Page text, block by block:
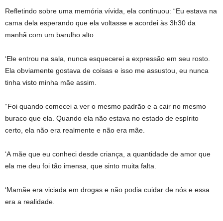
Refletindo sobre uma memória vívida, ela continuou: “Eu estava na
cama dela esperando que ela voltasse e acordei às 3h30 da
manhã com um barulho alto.
‘Ele entrou na sala, nunca esquecerei a expressão em seu rosto.
Ela obviamente gostava de coisas e isso me assustou, eu nunca
tinha visto minha mãe assim.
“Foi quando comecei a ver o mesmo padrão e a cair no mesmo
buraco que ela. Quando ela não estava no estado de espírito
certo, ela não era realmente e não era mãe.
‘A mãe que eu conheci desde criança, a quantidade de amor que
ela me deu foi tão imensa, que sinto muita falta.
‘Mamãe era viciada em drogas e não podia cuidar de nós e essa
era a realidade.